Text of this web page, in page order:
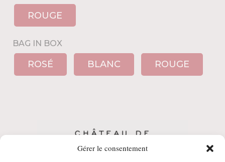
Gérer le consentement
ROUGE
BAG IN BOX
ROSÉ BLANC ROUGE